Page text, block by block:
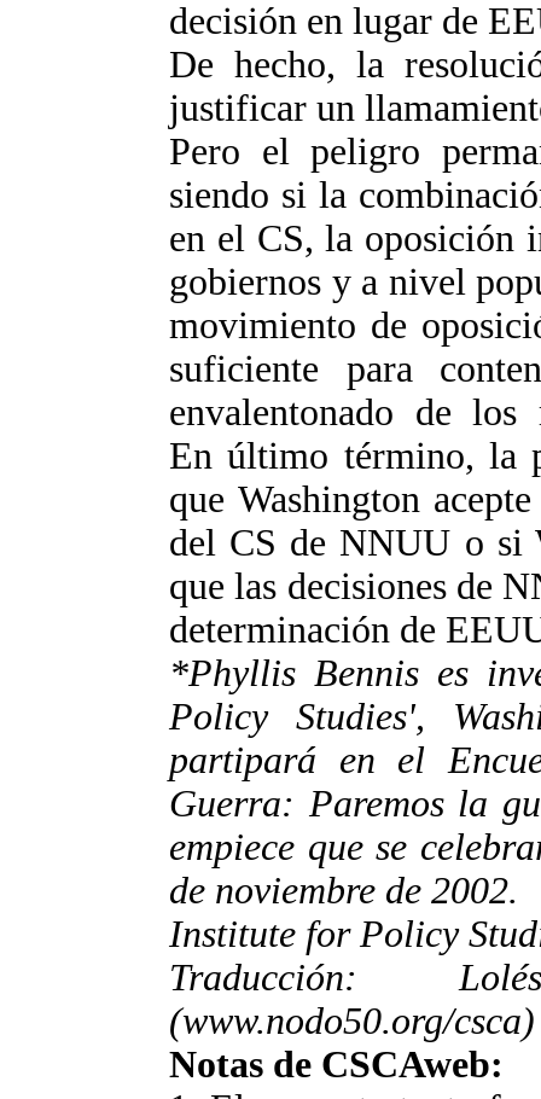
decisión en lugar de
De hecho, la
justificar un
Pero el peligro
siendo si la
en el CS, la oposición
gobiernos y a nivel
movimiento de
suficiente para
envalentonado de los
En último término, la
que Washington
del CS de NNUU o si
que las decisiones de
determinación de
*Phyllis Bennis es
Policy Studies',
partipará en el
Guerra: Paremos la
empiece que se
de noviembre de 2002.
Institute for Policy
Traducción:
(www.nodo50.org/csca)
Notas de CSCAweb: